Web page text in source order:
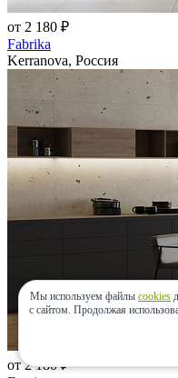
от 2 180 ₽
Fabrika
Kerranova, Россия
от 2 180 ₽
Мы используем файлы cookies
с сайтом. Продолжая